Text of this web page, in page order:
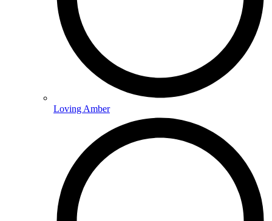
Loving Amber